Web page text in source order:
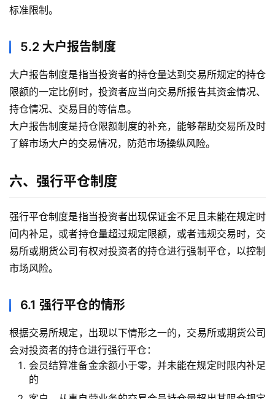
标准限制。
5.2 大户报告制度
大户报告制度是指当投资者的持仓量达到交易所规定的持仓
限额的一定比例时，投资者应当向交易所报告其资金情况、
持仓情况、交易目的等信息。
大户报告制度是持仓限额制度的补充，能够帮助交易所及时
了解市场大户的交易情况，防范市场操纵风险。
六、强行平仓制度
强行平仓制度是指当投资者出现保证金不足且未能在规定时
间内补足，或者持仓量超过规定限额，或者违规交易时，交
易所或期货公司有权对投资者的持仓进行强制平仓，以控制
市场风险。
6.1 强行平仓的情形
根据交易所规定，出现以下情形之一的，交易所或期货公司
会对投资者的持仓进行强行平仓：
会员结算准备金余额小于零，并未能在规定时限内补足
的